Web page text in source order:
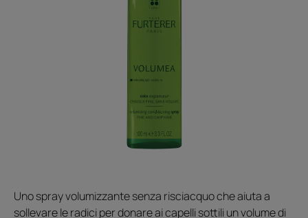
Uno spray volumizzante senza risciacquo che aiuta a
sollevare le radici per donare ai capelli sottili un volume di